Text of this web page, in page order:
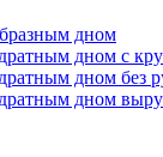
дном
дном с
дном без
дном